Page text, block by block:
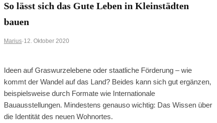
So lässt sich das Gute Leben in Kleinstädten
bauen
Marius·12. Oktober 2020
Ideen auf Graswurzelebene oder staatliche Förderung – wie
kommt der Wandel auf das Land? Beides kann sich gut ergänzen,
beispielsweise durch Formate wie Internationale
Bauausstellungen. Mindestens genauso wichtig: Das Wissen über
die Identität des neuen Wohnortes.